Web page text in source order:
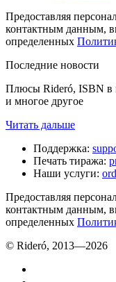
Предоставляя
контактным данным,
определенных
Последние новости
Плюсы Rideró, ISBN в
и многое другое
Читать дальше
Поддержка:
Печать тиража:
Наши услуги:
Предоставляя
контактным данным,
определенных
© Rideró, 2013—2026